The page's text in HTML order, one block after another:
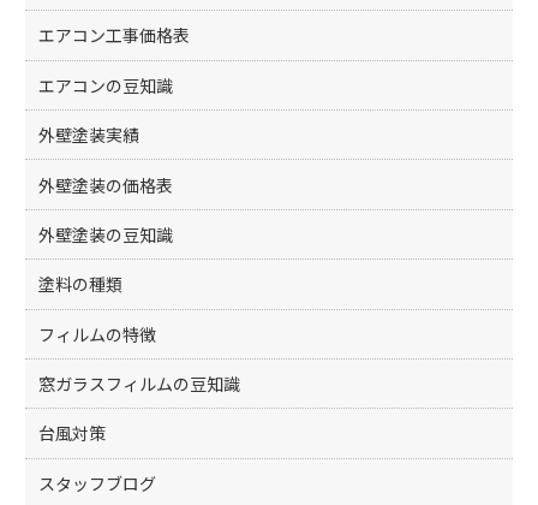
エアコン工事価格表
エアコンの豆知識
外壁塗装実績
外壁塗装の価格表
外壁塗装の豆知識
塗料の種類
フィルムの特徴
窓ガラスフィルムの豆知識
台風対策
スタッフブログ